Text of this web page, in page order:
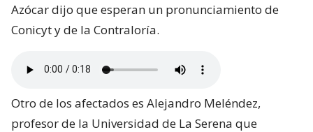
Azócar dijo que esperan un pronunciamiento de
Conicyt y de la Contraloría.
Otro de los afectados es Alejandro Meléndez,
profesor de la Universidad de La Serena que